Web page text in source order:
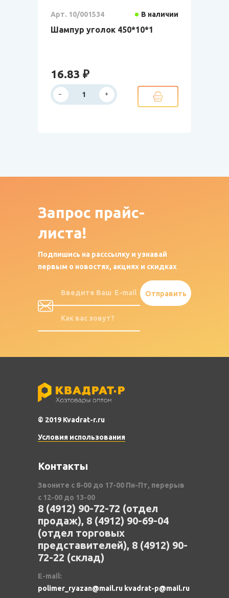
Арт. 10/001534 В наличии
Шампур уголок 450*10*1
16.83 ₽
Запрос прайс-
листа!
Подпишись на расссылку и узнавай
первым о новостях, акциях и скидках
© 2019 Kvadrat-r.ru
Условия использования
Контакты
Звоните с 8-00 до 17-00 Пн-Пт, перерыв
с 12-00 до 13-00
8 (4912) 90-72-72 (отдел
продаж), 8 (4912) 90-69-04
(отдел торговых
представителей), 8 (4912) 90-
72-22 (склад)
E-mail:
polimer_ryazan@mail.ru kvadrat-p@mail.ru